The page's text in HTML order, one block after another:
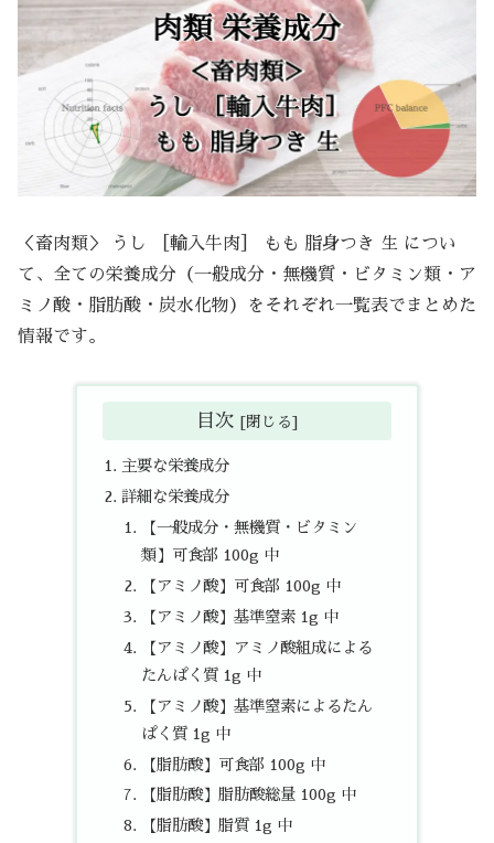
＜畜肉類＞ うし ［輸入牛肉］ もも 脂身つき 生 につい
て、全ての栄養成分（一般成分・無機質・ビタミン類・ア
ミノ酸・脂肪酸・炭水化物）をそれぞれ一覧表でまとめた
情報です。
目次
主要な栄養成分
詳細な栄養成分
【一般成分・無機質・ビタミン
類】可食部 100g 中
【アミノ酸】可食部 100g 中
【アミノ酸】基準窒素 1g 中
【アミノ酸】アミノ酸組成による
たんぱく質 1g 中
【アミノ酸】基準窒素によるたん
ぱく質 1g 中
【脂肪酸】可食部 100g 中
【脂肪酸】脂肪酸総量 100g 中
【脂肪酸】脂質 1g 中